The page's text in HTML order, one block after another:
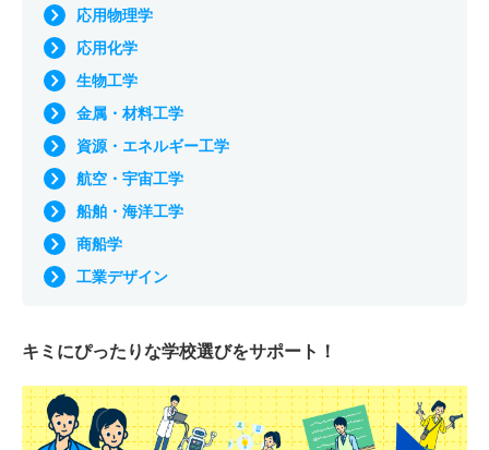
応用物理学
応用化学
生物工学
金属・材料工学
資源・エネルギー工学
航空・宇宙工学
船舶・海洋工学
商船学
工業デザイン
キミにぴったりな学校選びをサポート！